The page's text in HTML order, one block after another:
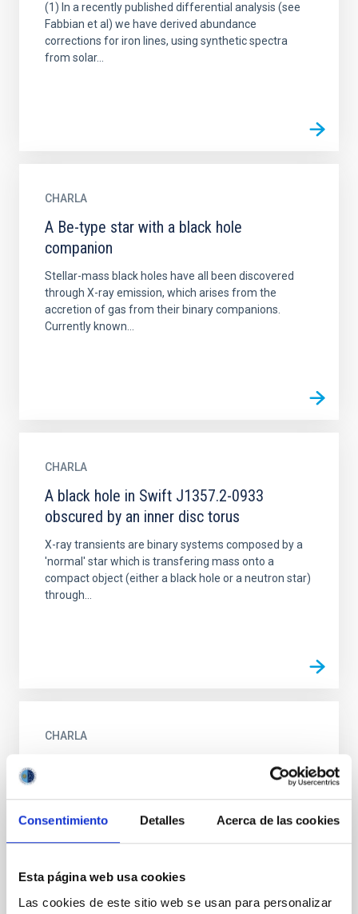
Consentimiento Detalles Acerca de las cookies
Esta página web usa cookies
Las cookies de este sitio web se usan para personalizar
(1) In a recently published differential analysis (see
Fabbian et al) we have derived abundance
corrections for iron lines, using synthetic spectra
from solar...
CHARLA
A Be-type star with a black hole
companion
Stellar-mass black holes have all been discovered
through X-ray emission, which arises from the
accretion of gas from their binary companions.
Currently known...
CHARLA
A black hole in Swift J1357.2-0933
obscured by an inner disc torus
X-ray transients are binary systems composed by a
'normal' star which is transfering mass onto a
compact object (either a black hole or a neutron star)
through...
CHARLA
A giant planet candidate transiting a white
The formation and evolution of planets in general is
happens to the planetary systems at the end stages